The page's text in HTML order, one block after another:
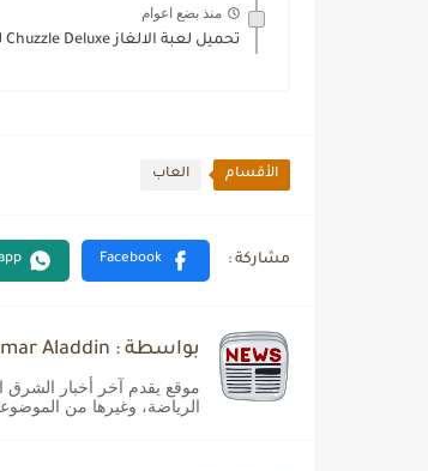
منذ بضع اعوام
تحميل لعبة الالغاز Chuzzle Deluxe للكمبيوتر برابط مباشر
الأقسام العاب
بواسطة : Omar Aladdin
موقع يقدم آخر أخبار الشرق
الرياضة، وغيرها من